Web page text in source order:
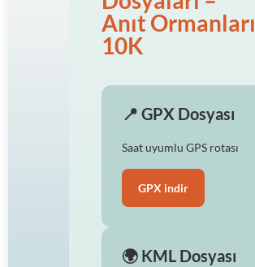
Anıt Ormanları
10K
📍 GPX Dosyası
Saat uyumlu GPS rotası
GPX indir
🌍 KML Dosyası